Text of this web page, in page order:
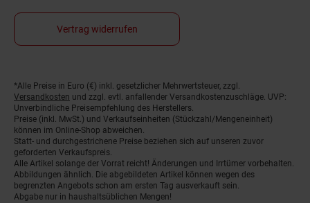
Vertrag widerrufen
Fußnoten
*Alle Preise in Euro (€) inkl. gesetzlicher Mehrwertsteuer, zzgl.
Versandkosten und zzgl. evtl. anfallender Versandkostenzuschläge. UVP:
Unverbindliche Preisempfehlung des Herstellers.
Preise (inkl. MwSt.) und Verkaufseinheiten (Stückzahl/Mengeneinheit)
können im Online-Shop abweichen.
Statt- und durchgestrichene Preise beziehen sich auf unseren zuvor
geforderten Verkaufspreis.
Alle Artikel solange der Vorrat reicht! Änderungen und Irrtümer vorbehalten.
Abbildungen ähnlich. Die abgebildeten Artikel können wegen des
begrenzten Angebots schon am ersten Tag ausverkauft sein.
Abgabe nur in haushaltsüblichen Mengen!